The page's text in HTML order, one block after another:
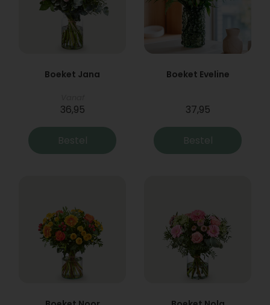
Boeket Jana
36,95
Bestel
Boeket Eveline
37,95
Bestel